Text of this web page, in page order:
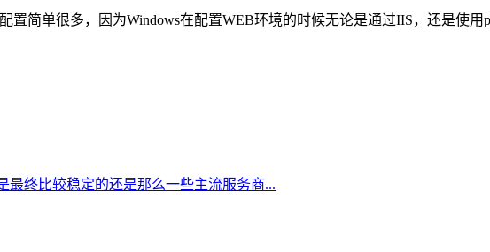
简单很多，因为Windows在配置WEB环境的时候无论是通过IIS，还是使用
最终比较稳定的还是那么一些主流服务商...